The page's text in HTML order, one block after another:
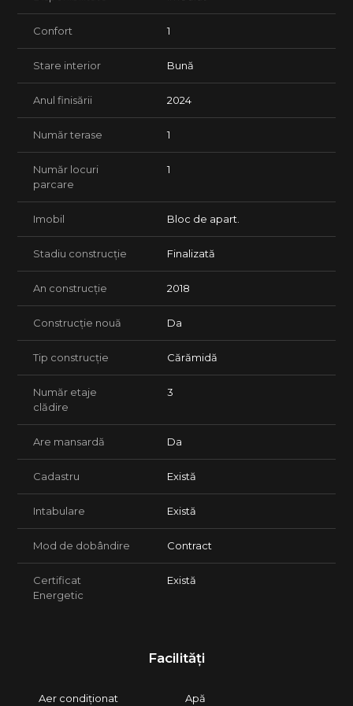
Confort 1
Stare interior Bună
Anul finisării 2024
Număr terase 1
Număr locuri
parcare
1
Imobil Bloc de apart.
Stadiu construcție Finalizată
An construcție 2018
Construcție nouă Da
Tip construcție Cărămidă
Număr etaje
clădire
3
Are mansardă Da
Cadastru Există
Intabulare Există
Mod de dobândire Contract
Certificat
Energetic
Există
Facilități
Aer condiționat Apă